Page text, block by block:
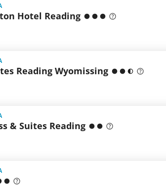
Hotel Reading
Reading Wyomissing
& Suites Reading